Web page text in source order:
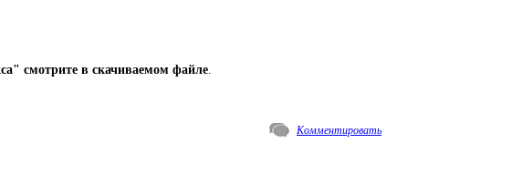
смотрите в скачиваемом файле.
Комментировать